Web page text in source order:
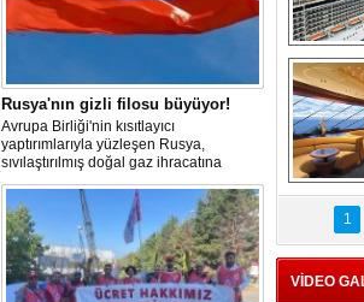
Rusya'nın gizli filosu büyüyor!
Avrupa Birliği'nin kısıtlayıcı
yaptırımlarıyla yüzleşen Rusya,
sıvılaştırılmış doğal gaz ihracatına
devam edebilmek için gizli bir filo
geliştiriyor.
“Gemi
euroluk
1
VİDEO